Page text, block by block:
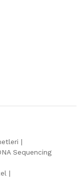
Sequencing